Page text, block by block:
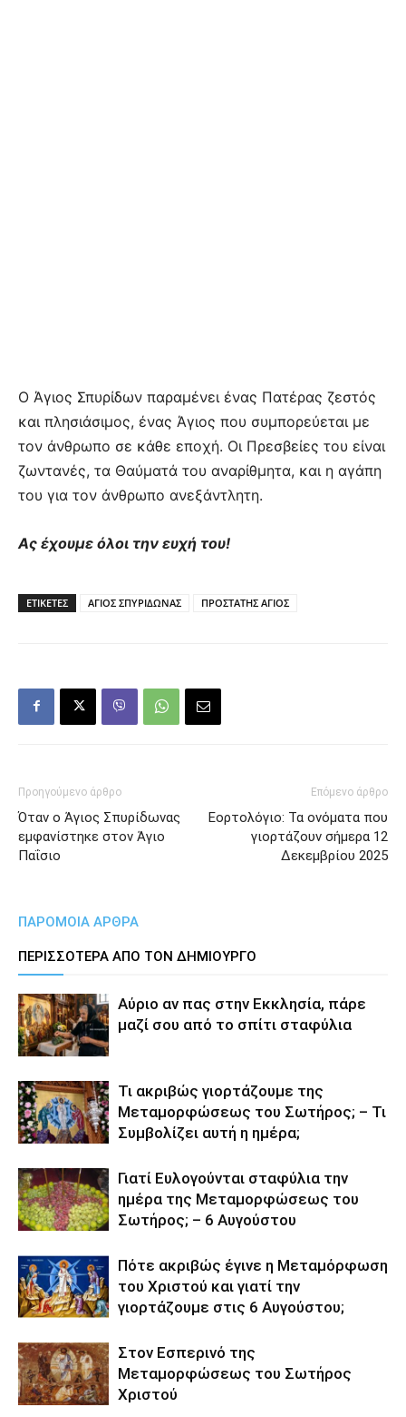
Ο Άγιος Σπυρίδων παραμένει ένας Πατέρας ζεστός
και πλησιάσιμος, ένας Άγιος που συμπορεύεται με
τον άνθρωπο σε κάθε εποχή. Οι Πρεσβείες του είναι
ζωντανές, τα Θαύματά του αναρίθμητα, και η αγάπη
του για τον άνθρωπο ανεξάντλητη.
Ας έχουμε όλοι την ευχή του!
ΕΤΙΚΕΤΕΣ ΑΓΙΟΣ ΣΠΥΡΙΔΩΝΑΣ ΠΡΟΣΤΑΤΗΣ ΑΓΙΟΣ
Προηγούμενο άρθρο
Όταν ο Άγιος Σπυρίδωνας
εμφανίστηκε στον Άγιο
Παΐσιο
Επόμενο άρθρο
Εορτολόγιο: Τα ονόματα που
γιορτάζουν σήμερα 12
Δεκεμβρίου 2025
ΠΑΡΟΜΟΙΑ ΑΡΘΡΑ
ΠΕΡΙΣΣΟΤΕΡΑ ΑΠΟ ΤΟΝ ΔΗΜΙΟΥΡΓΟ
Αύριο αν πας στην Εκκλησία, πάρε
μαζί σου από το σπίτι σταφύλια
Τι ακριβώς γιορτάζουμε της
Μεταμορφώσεως του Σωτήρος; – Τι
Συμβολίζει αυτή η ημέρα;
Γιατί Ευλογούνται σταφύλια την
ημέρα της Μεταμορφώσεως του
Σωτήρος; – 6 Αυγούστου
Πότε ακριβώς έγινε η Μεταμόρφωση
του Χριστού και γιατί την
γιορτάζουμε στις 6 Αυγούστου;
Στον Εσπερινό της
Μεταμορφώσεως του Σωτήρος
Χριστού